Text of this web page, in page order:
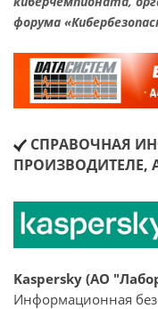
форума
СПРАВОЧНАЯ
ПРОИЗВОДИТЕЛЕ,
Kaspersky (АО
Информационная